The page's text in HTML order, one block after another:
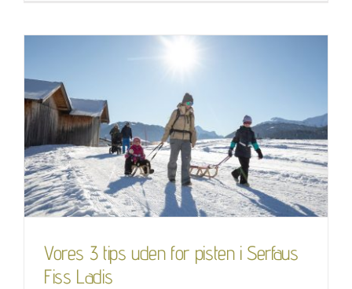
Vores 3 tips uden for
pisten i Serfaus Fiss
Ladis
Tip til vandring Unkategorisiert
Vores 3 tips uden for pisten i Serfaus
Fiss Ladis